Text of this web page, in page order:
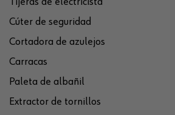
Cúter de seguridad
Cortadora de azulejos
Carracas
Paleta de albañil
Extractor de tornillos